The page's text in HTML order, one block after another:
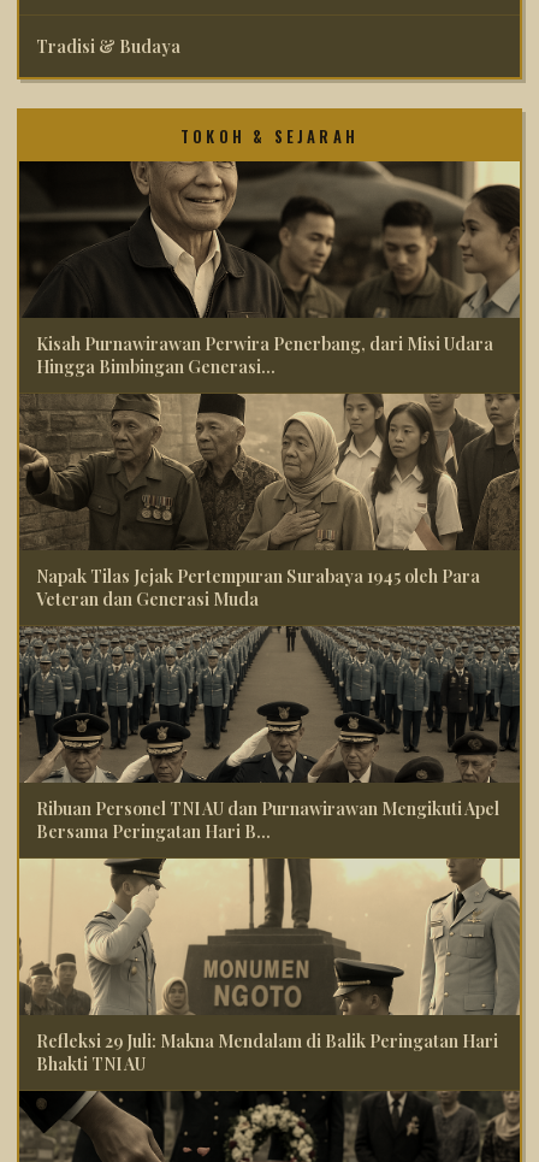
Tradisi & Budaya
TOKOH & SEJARAH
Kisah Purnawirawan Perwira Penerbang, dari Misi Udara
Hingga Bimbingan Generasi...
Napak Tilas Jejak Pertempuran Surabaya 1945 oleh Para
Veteran dan Generasi Muda
Ribuan Personel TNI AU dan Purnawirawan Mengikuti Apel
Bersama Peringatan Hari B...
Refleksi 29 Juli: Makna Mendalam di Balik Peringatan Hari
Bhakti TNI AU